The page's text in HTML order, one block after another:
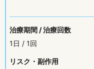
治療期間 / 治療回数
1日 / 1回
リスク・副作用